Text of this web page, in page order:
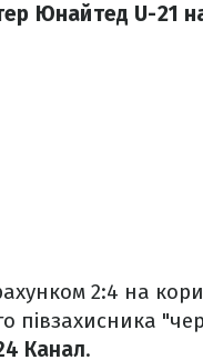
Юнайтед U-21
2:4 на
півзахисника
Канал.